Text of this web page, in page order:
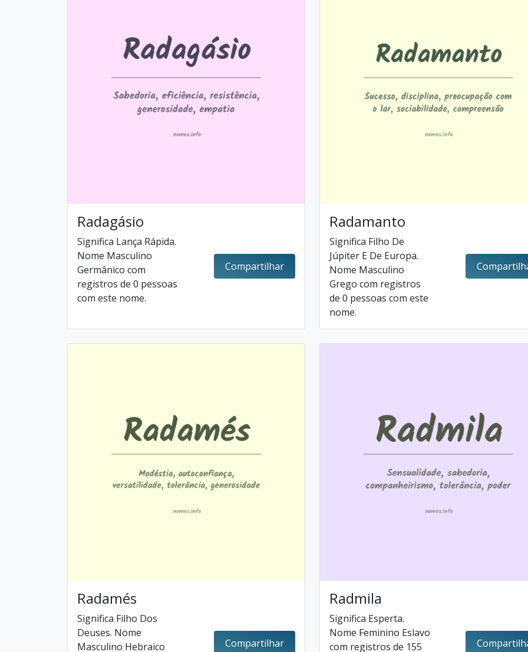
Radagásio
Significa Lança Rápida.
Nome Masculino
Germânico com
registros de 0 pessoas
com este nome.
Compartilhar
Radamanto
Significa Filho De
Júpiter E De Europa.
Nome Masculino
Grego com registros
de 0 pessoas com este
nome.
Radamés
Significa Filho Dos
Deuses. Nome
Masculino Hebraico
Compartilhar
Radmila
Significa Esperta.
Nome Feminino Eslavo
com registros de 155